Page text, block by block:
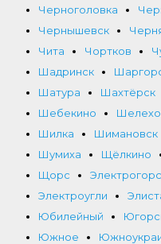
Черноголовка
Чернышевск
Чита
Чортков
Шадринск
Шатура
Шахтёрск
Шебекино
Шилка
Шимановск
Шумиха
Щёлкино
Щорс
Электроугли
Юбилейный
Южное